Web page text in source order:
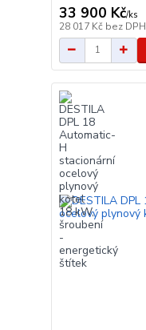
33 900 Kč/ks
28 017 Kč bez DPH